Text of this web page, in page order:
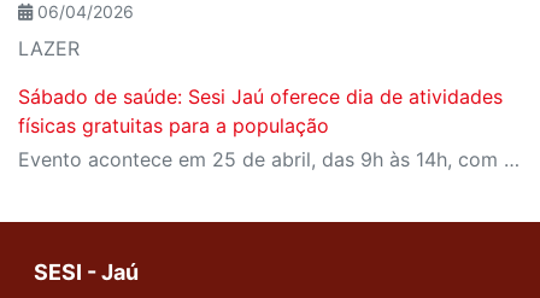
06/04/2026
LAZER
Sábado de saúde: Sesi Jaú oferece dia de atividades
físicas gratuitas para a população
Evento acontece em 25 de abril, das 9h às 14h, com programação para todas as idades
SESI - Jaú